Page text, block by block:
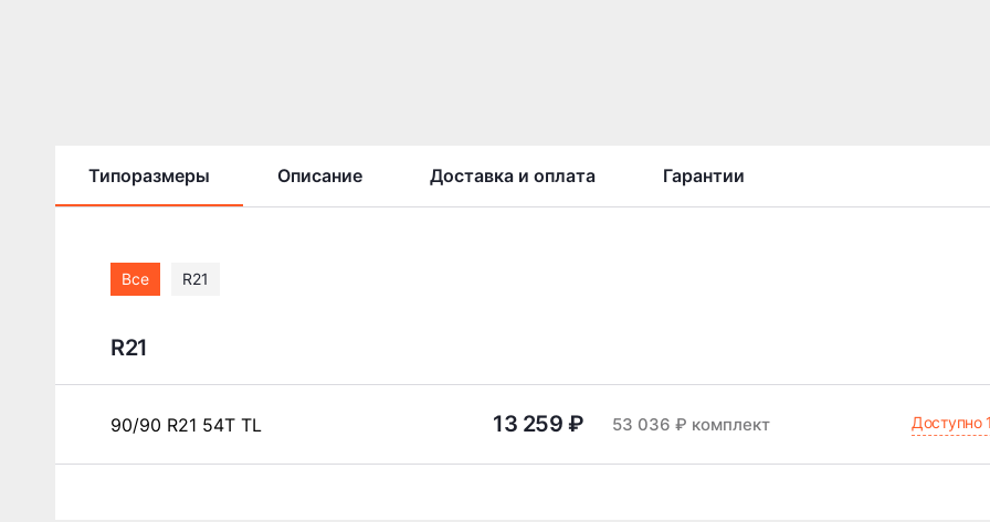
Типоразмеры Описание Доставка и оплата Гарантии
Все R21
R21
90/90 R21 54T TL 13 259 ₽ 53 036 ₽ комплект Доступно